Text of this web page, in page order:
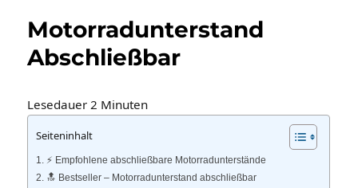
Motorradunterstand
Abschließbar
Lesedauer 2 Minuten
Seiteninhalt
⚡️ Empfohlene abschließbare Motorradunterstände
🔝 Bestseller – Motorradunterstand abschließbar